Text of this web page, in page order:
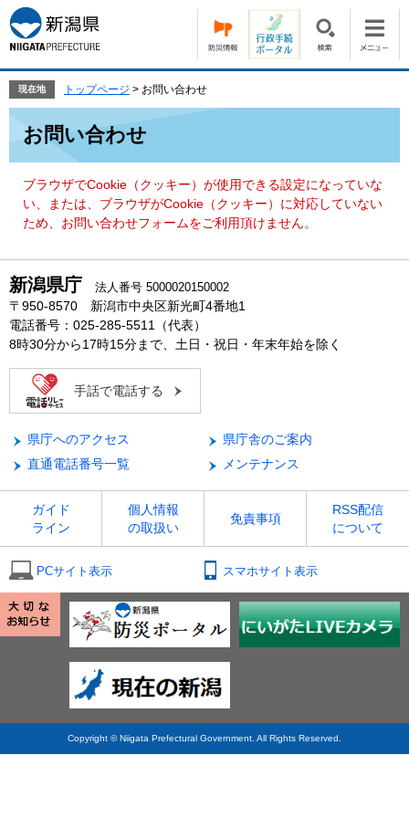
ー
ジ
の
頭
す。
ニ
ュ
ー
飛
て
現在地 トップページ > お問い合わせ
お問い合わせ
ブラウザでCookie（クッキー）が使用できる設定になっていな
い、または、ブラウザがCookie（クッキー）に対応していない
ため、お問い合わせフォームをご利用頂けません。
新潟県庁 法人番号 5000020150002
〒950-8570 新潟市中央区新光町4番地1
電話番号：025-285-5511（代表）
8時30分から17時15分まで、土日・祝日・年末年始を除く
手話で電話する
県庁へのアクセス
県庁舎のご案内
直通電話番号一覧
メンテナンス
ガイド
ライン
個人情報
の取扱い
免責事項
RSS配信
について
PCサイト表示 スマホサイト表示
Copyright © Niigata Prefectural Government. All Rights Reserved.